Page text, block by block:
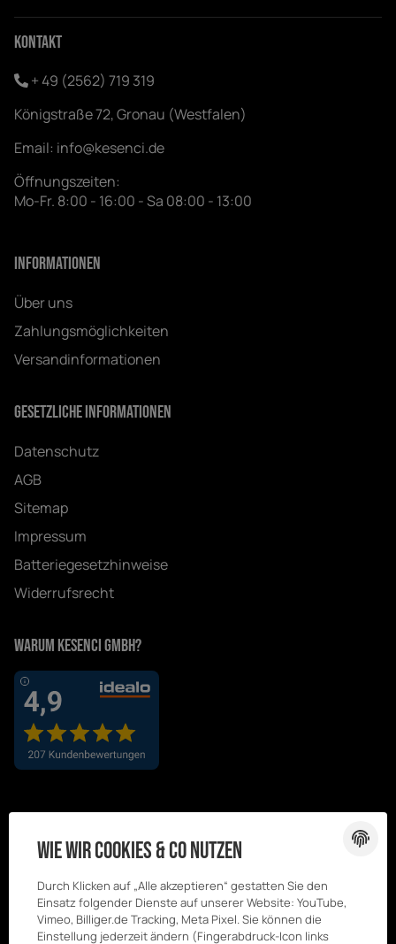
Kontakt
+ 49 (2562) 719 319
Königstraße 72, Gronau (Westfalen)
Email: info@kesenci.de
Öffnungszeiten:
Mo-Fr. 8:00 - 16:00 - Sa 08:00 - 13:00
Informationen
Über uns
Zahlungsmöglichkeiten
Versandinformationen
Gesetzliche Informationen
Datenschutz
AGB
Sitemap
Impressum
Batteriegesetzhinweise
Widerrufsrecht
Warum Kesenci GmbH?
Wie wir Cookies & Co nutzen
Durch Klicken auf „Alle akzeptieren“ gestatten Sie den
Einsatz folgender Dienste auf unserer Website: YouTube,
Vimeo, Billiger.de Tracking, Meta Pixel. Sie können die
Einstellung jederzeit ändern (Fingerabdruck-Icon links